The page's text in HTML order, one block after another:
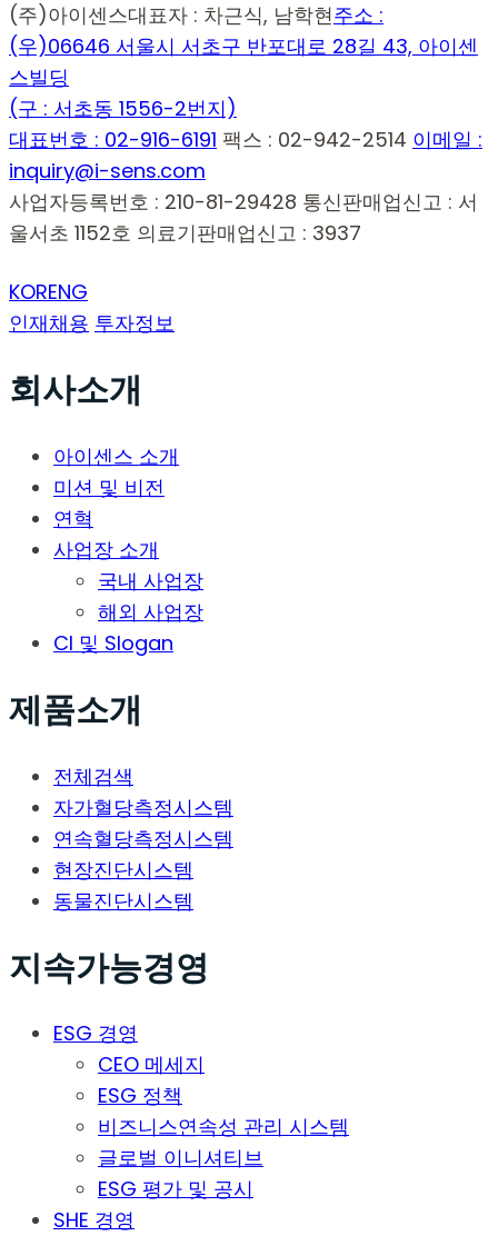
(주)아이센스대표자 : 차근식, 남학현주소 :
(우)06646 서울시 서초구 반포대로 28길 43, 아이센
스빌딩
(구 : 서초동 1556-2번지)
대표번호 : 02-916-6191 팩스 : 02-942-2514 이메일 :
inquiry@i-sens.com
사업자등록번호 : 210-81-29428 통신판매업신고 : 서
울서초 1152호 의료기판매업신고 : 3937
KORENG
인재채용 투자정보
회사소개
아이센스 소개
미션 및 비전
연혁
사업장 소개
국내 사업장
해외 사업장
CI 및 Slogan
제품소개
전체검색
자가혈당측정시스템
연속혈당측정시스템
현장진단시스템
동물진단시스템
지속가능경영
ESG 경영
CEO 메세지
ESG 정책
비즈니스연속성 관리 시스템
글로벌 이니셔티브
ESG 평가 및 공시
SHE 경영